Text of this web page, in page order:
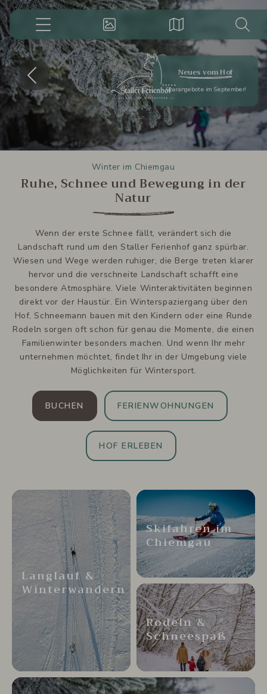
08621-
6496929Impressionen Lage
Suche
Suchbegriff
eingeben
Suchen
Menü
Vorheriges Neues vom Hof
Sparangebote im September!
Winter im Chiemgau
Ruhe, Schnee und Bewegung in der
Natur
Wenn der erste Schnee fällt, verändert sich die
Landschaft rund um den Staller Ferienhof ganz spürbar.
Wiesen und Wege werden ruhiger, die Berge treten klarer
hervor und die verschneite Landschaft schafft eine
besondere Atmosphäre. Viele Winteraktivitäten beginnen
direkt vor der Haustür. Ein Winterspaziergang über den
Hof, Schneemann bauen mit den Kindern oder eine Runde
Rodeln sorgen oft schon für genau die Momente, die einen
Familienwinter besonders machen. Und wenn Ihr mehr
unternehmen möchtet, findet Ihr in der Umgebung viele
Möglichkeiten für Wintersport.
BUCHEN FERIENWOHNUNGEN
HOF ERLEBEN
Langlauf &
Winterwandern
Skifahren im
Chiemgau
Rodeln &
Schneespaß